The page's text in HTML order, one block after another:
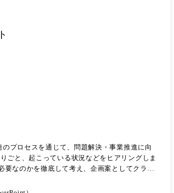
プロセスを通じて、問題解決・事業推進に向
なのかを徹底して考え、企画案としてクライ
ション ・結果のクライアント報告と次段アク